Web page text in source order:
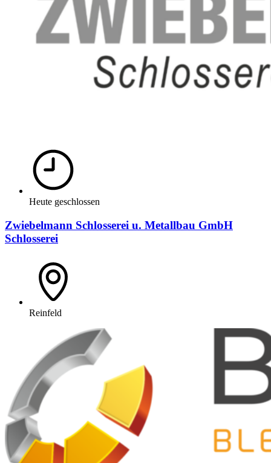
Heute geschlossen
Zwiebelmann Schlosserei u. Metallbau GmbH
Schlosserei
Reinfeld